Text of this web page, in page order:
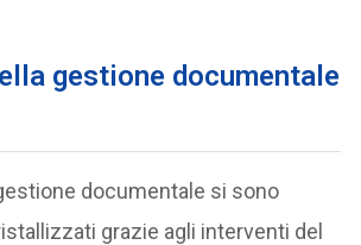
gestione documentale
documentale si sono
grazie agli interventi del